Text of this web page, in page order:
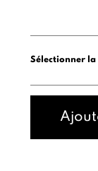
Sélectionner